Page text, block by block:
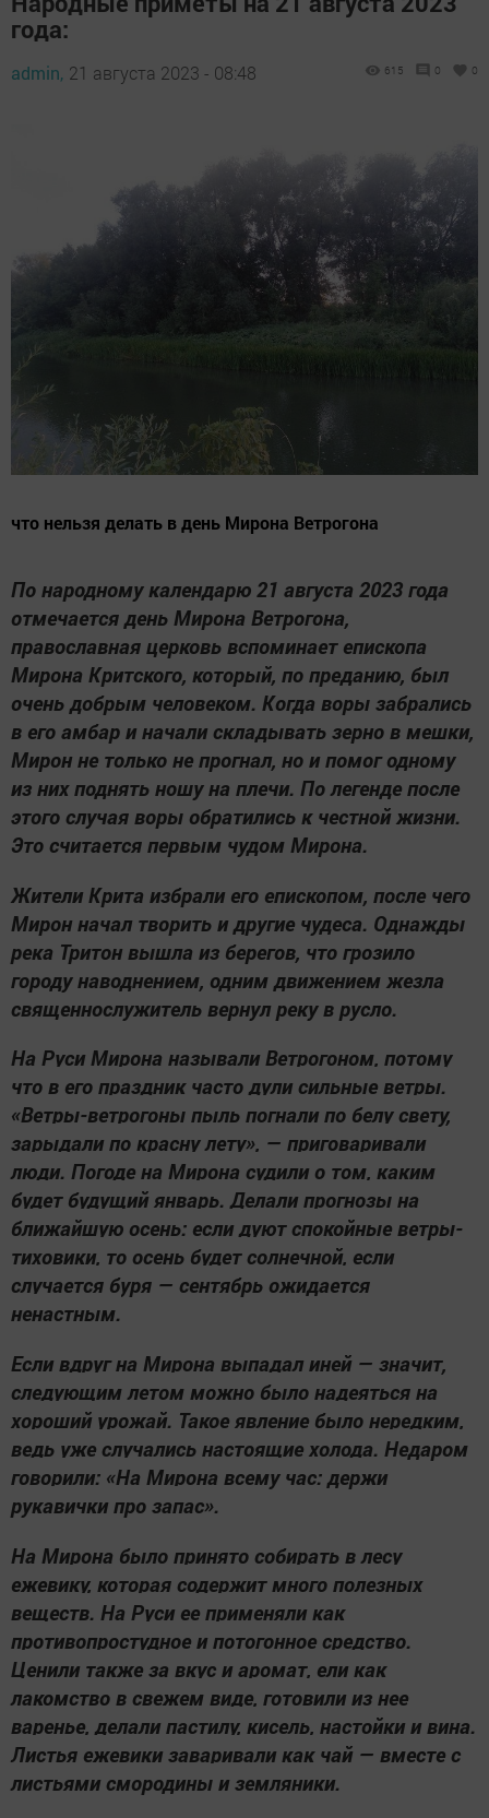
года:
admin, 21 августа 2023 - 08:48 615 0 0
что нельзя делать в день Мирона Ветрогона
По народному календарю 21 августа 2023 года
отмечается день Мирона Ветрогона,
православная церковь вспоминает епископа
Мирона Критского, который, по преданию, был
очень добрым человеком. Когда воры забрались
в его амбар и начали складывать зерно в мешки,
Мирон не только не прогнал, но и помог одному
из них поднять ношу на плечи. По легенде после
этого случая воры обратились к честной жизни.
Это считается первым чудом Мирона.
Жители Крита избрали его епископом, после чего
Мирон начал творить и другие чудеса. Однажды
река Тритон вышла из берегов, что грозило
городу наводнением, одним движением жезла
священнослужитель вернул реку в русло.
На Руси Мирона называли Ветрогоном, потому
что в его праздник часто дули сильные ветры.
«Ветры-ветрогоны пыль погнали по белу свету,
зарыдали по красну лету», — приговаривали
люди. Погоде на Мирона судили о том, каким
будет будущий январь. Делали прогнозы на
ближайшую осень: если дуют спокойные ветры-
тиховики, то осень будет солнечной, если
случается буря — сентябрь ожидается
ненастным.
Если вдруг на Мирона выпадал иней — значит,
следующим летом можно было надеяться на
хороший урожай. Такое явление было нередким,
ведь уже случались настоящие холода. Недаром
говорили: «На Мирона всему час: держи
рукавички про запас».
На Мирона было принято собирать в лесу
ежевику, которая содержит много полезных
веществ. На Руси ее применяли как
противопростудное и потогонное средство.
Ценили также за вкус и аромат, ели как
лакомство в свежем виде, готовили из нее
варенье, делали пастилу, кисель, настойки и вина.
Листья ежевики заваривали как чай — вместе с
листьями смородины и земляники.